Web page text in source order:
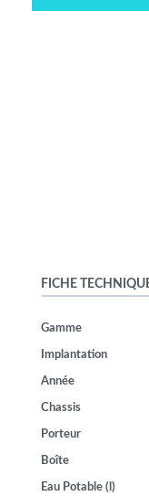
FICHE
Gamme
Implantation
Année
Chassis
Porteur
Boîte
Eau Potable (l)